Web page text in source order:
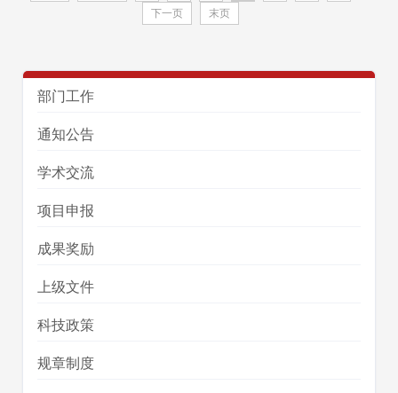
下一页
末页
部门工作
通知公告
学术交流
项目申报
成果奖励
上级文件
科技政策
规章制度